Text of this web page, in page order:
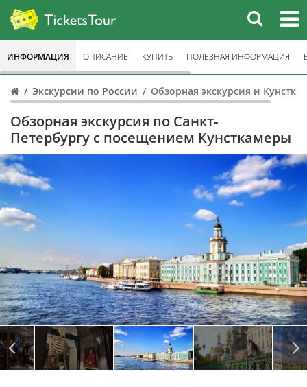
Экскурсии по России Обзорная экскурсия и
Обзорная экскурсия по Санкт-
Петербургу с посещением Кунсткамеры
Автор: © Ekaterina Pokrovsky / Depositphotos
Автор: © Aleksandr Shyripa / Depositphotos
Автор: © Yuliya Baturina / Depositphotos
ИНФОРМАЦИЯ ОПИСАНИЕ КУПИТЬ ПОЛЕЗНАЯ ИНФОРМАЦИЯ